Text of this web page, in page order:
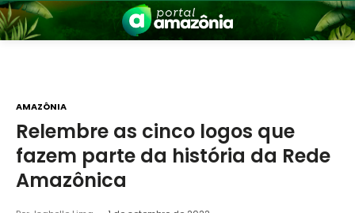
AMAZÔNIA
Relembre as cinco logos que
fazem parte da história da Rede
Amazônica